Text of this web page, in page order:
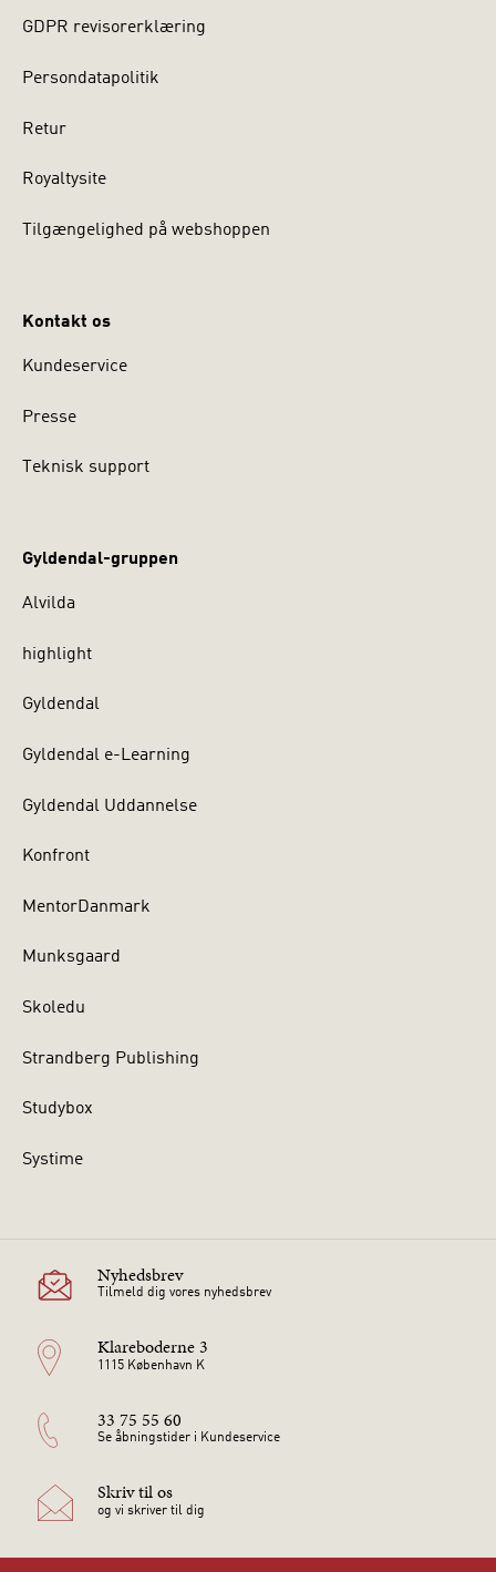
GDPR revisorerklæring
Persondatapolitik
Retur
Royaltysite
Tilgængelighed på webshoppen
Kontakt os
Kundeservice
Presse
Teknisk support
Gyldendal-gruppen
Alvilda
highlight
Gyldendal
Gyldendal e-Learning
Gyldendal Uddannelse
Konfront
MentorDanmark
Munksgaard
Skoledu
Strandberg Publishing
Studybox
Systime
Nyhedsbrev
Tilmeld dig vores nyhedsbrev
Klareboderne 3
1115 København K
33 75 55 60
Se åbningstider i Kundeservice
Skriv til os
og vi skriver til dig